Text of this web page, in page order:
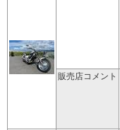
販売店コメント